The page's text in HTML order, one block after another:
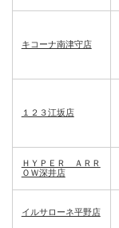
キコーナ南津守店
１２３江坂店
ＨＹＰＥＲ ＡＲＲ
ＯＷ深井店
イルサローネ平野店